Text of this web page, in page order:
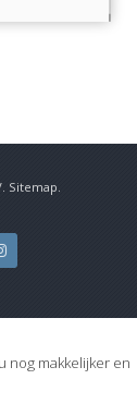
Sitemap
nog makkelijker en